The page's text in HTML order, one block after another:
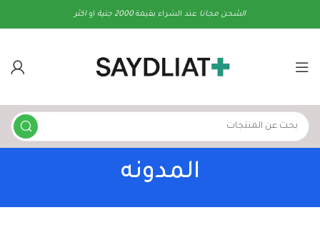
الشحن مجانا عند الشراء بقيمة2000 جنية اواكثر
المدونه